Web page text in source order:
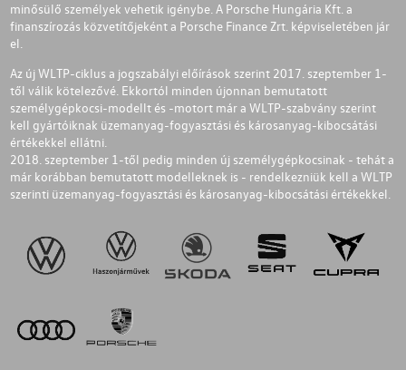
minősülő személyek vehetik igénybe. A Porsche Hungária Kft. a
finanszírozás közvetítőjeként a Porsche Finance Zrt. képviseletében jár
el.
Az új WLTP-ciklus a jogszabályi előírások szerint 2017. szeptember 1-
től válik kötelezővé. Ekkortól minden újonnan bemutatott
személygépkocsi-modellt és -motort már a WLTP-szabvány szerint
kell gyártóiknak üzemanyag-fogyasztási és károsanyag-kibocsátási
értékekkel ellátni.
2018. szeptember 1-től pedig minden új személygépkocsinak - tehát a
már korábban bemutatott modelleknek is - rendelkezniük kell a WLTP
szerinti üzemanyag-fogyasztási és károsanyag-kibocsátási értékekkel.